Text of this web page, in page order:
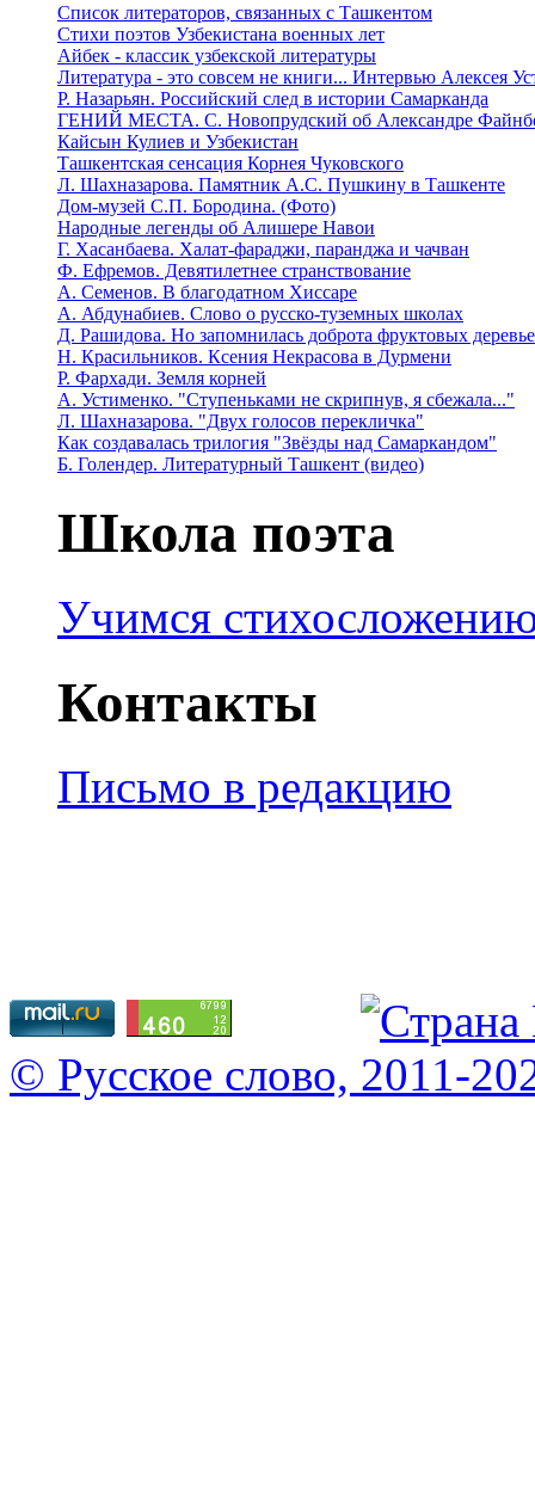
Список литераторов, связанных с Ташкентом
Стихи поэтов Узбекистана военных лет
Айбек - классик узбекской литературы
Литература - это совсем не книги... Интервью Алексея
Р. Назарьян. Российский след в истории Самарканда
ГЕНИЙ МЕСТА. C. Новопрудский об Александре
Кайсын Кулиев и Узбекистан
Ташкентская сенсация Корнея Чуковского
Л. Шахназарова. Памятник А.С. Пушкину в Ташкенте
Дом-музей С.П. Бородина. (Фото)
Народные легенды об Алишере Навои
Г. Хасанбаева. Халат-фараджи, паранджа и чачван
Ф. Ефремов. Девятилетнее странствование
А. Семенов. В благодатном Хиссаре
А. Абдунабиев. Слово о русско-туземных школах
Д. Рашидова. Но запомнилась доброта фруктовых
Н. Красильников. Ксения Некрасова в Дурмени
Р. Фархади. Земля корней
А. Устименко. "Ступеньками не скрипнув, я сбежала..."
Л. Шахназарова. "Двух голосов перекличка"
Как создавалась трилогия "Звёзды над Самаркандом"
Б. Голендер. Литературный Ташкент (видео)
Школа поэта
Учимся
Контакты
Письмо в редакцию
© Русское слово, 2011-